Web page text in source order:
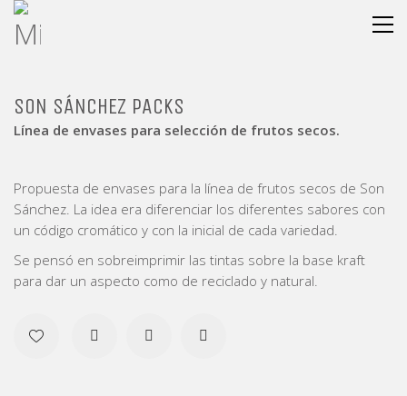
SON SÁNCHEZ PACKS
Línea de envases para selección de frutos secos.
Propuesta de envases para la línea de frutos secos de Son
Sánchez. La idea era diferenciar los diferentes sabores con
un código cromático y con la inicial de cada variedad.
Se pensó en sobreimprimir las tintas sobre la base kraft
para dar un aspecto como de reciclado y natural.